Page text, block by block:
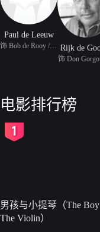
Paul de Leeuw
饰 Bob de Rooy / Annie Rijk de
饰 Don
电影排行榜
男孩与小提琴（The
The Violin）